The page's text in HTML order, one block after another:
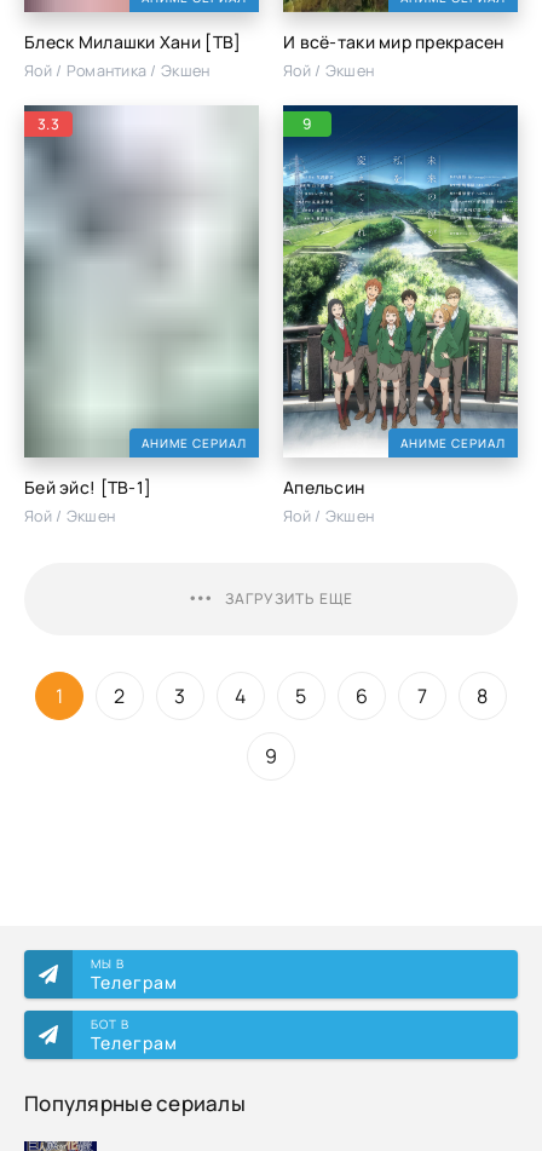
МЫ В
Телеграм
БОТ В
Телеграм
Популярные сериалы
Блеск Милашки Хани [ТВ]
Яой / Романтика / Экшен
И всё-таки мир прекрасен
Яой / Экшен
АНИМЕ СЕРИАЛ
3.3
Бей эйс! [ТВ-1]
Яой / Экшен
АНИМЕ СЕРИАЛ
9
Апельсин
Яой / Экшен
ЗАГРУЗИТЬ ЕЩЕ
1 2 3 4 5 6 7 8
9